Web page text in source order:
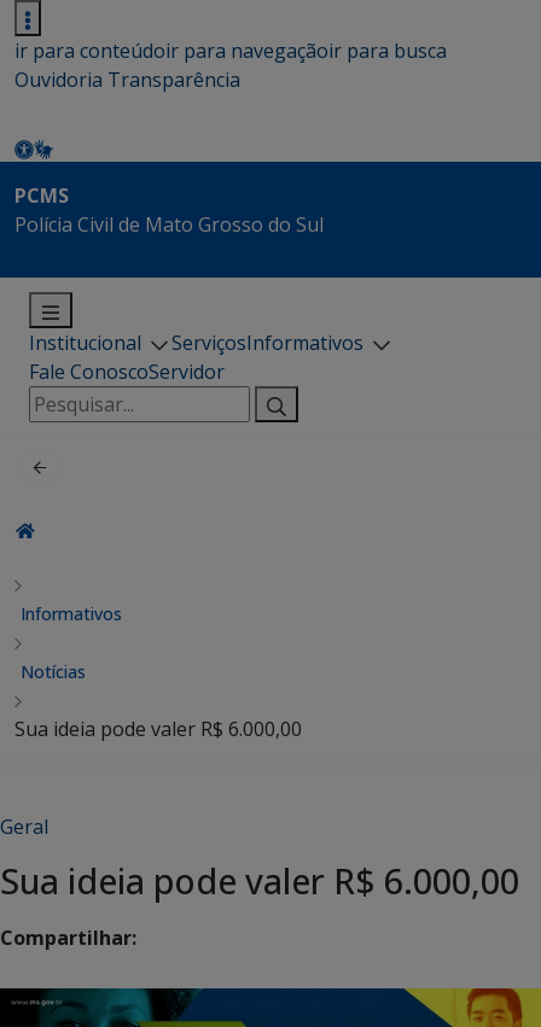
ir para conteúdoir para navegaçãoir para busca
Ouvidoria Transparência
PCMS
Polícia Civil de Mato Grosso do Sul
Institucional ServiçosInformativos
Fale ConoscoServidor
Pesquisar
por:
Informativos
Notícias
Sua ideia pode valer R$ 6.000,00
Geral
Sua ideia pode valer R$ 6.000,00
Compartilhar: